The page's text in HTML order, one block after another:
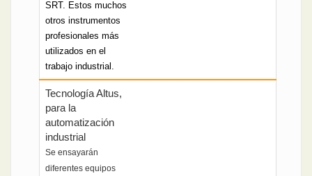
SRT. Estos muchos
otros instrumentos
profesionales más
utilizados en el
trabajo industrial.
Tecnología Altus,
para la
automatización
industrial
Se ensayarán
diferentes equipos